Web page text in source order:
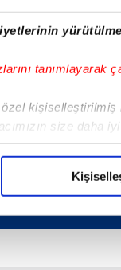
tanımlayarak
size daha